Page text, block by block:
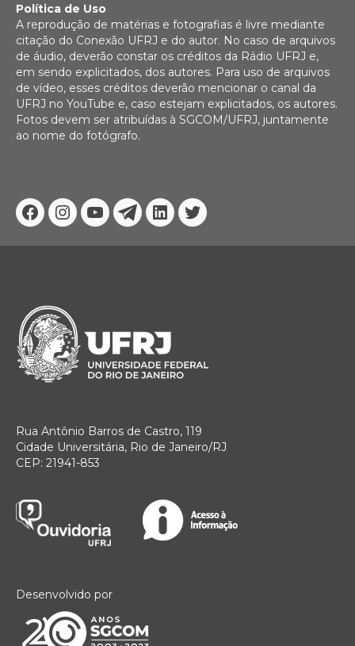
Facebook
Instagram
YoutubeTelegram
Linkedin
Twitter
Política de Uso
A reprodução de matérias e fotografias é livre mediante
citação do Conexão UFRJ e do autor. No caso de arquivos
de áudio, deverão constar os créditos da Rádio UFRJ e,
em sendo explicitados, dos autores. Para uso de arquivos
de vídeo, esses créditos deverão mencionar o canal da
UFRJ no YouTube e, caso estejam explicitados, os autores.
Fotos devem ser atribuídas à SGCOM/UFRJ, juntamente
ao nome do fotógrafo.
Rua Antônio Barros de Castro, 119
Cidade Universitária, Rio de Janeiro/RJ
CEP: 21941-853
Desenvolvido por